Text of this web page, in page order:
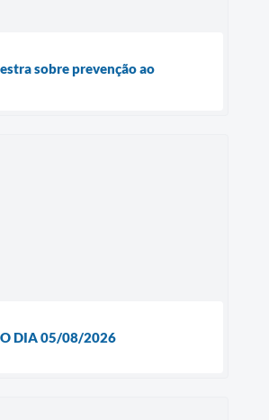
sobre prevenção ao
O DIA 05/08/2026